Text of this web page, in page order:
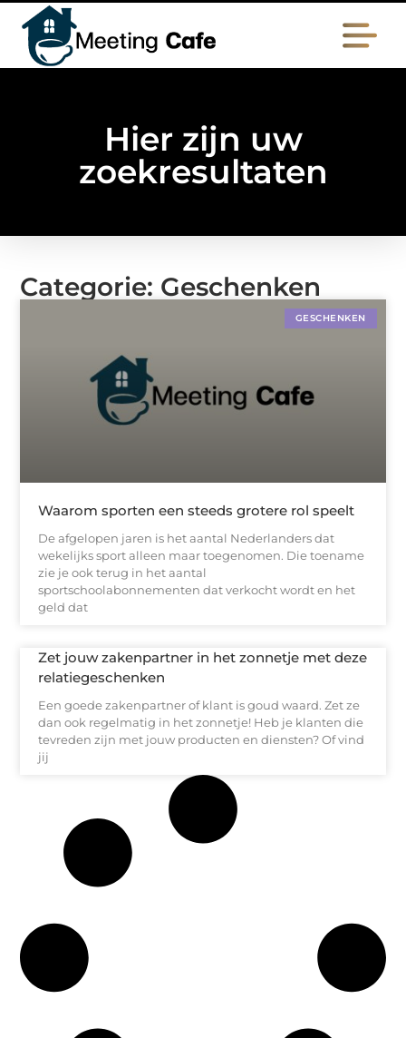
Hier zijn uw
zoekresultaten
Categorie: Geschenken
GESCHENKEN
Waarom sporten een steeds grotere rol speelt
De afgelopen jaren is het aantal Nederlanders dat
wekelijks sport alleen maar toegenomen. Die toename
zie je ook terug in het aantal
sportschoolabonnementen dat verkocht wordt en het
geld dat
Zet jouw zakenpartner in het zonnetje met deze
relatiegeschenken
Een goede zakenpartner of klant is goud waard. Zet ze
dan ook regelmatig in het zonnetje! Heb je klanten die
tevreden zijn met jouw producten en diensten? Of vind
jij